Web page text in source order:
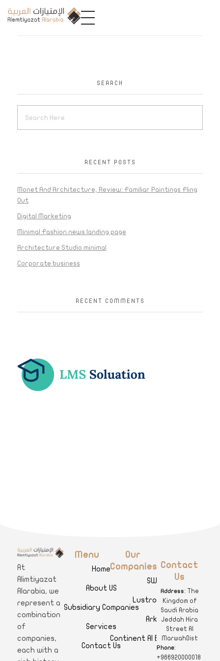
SEARCH
RECENT POSTS
Monet And Architecture, Review: Familiar Paintings Fling
Out
Digital Marketing
Minimal Fashion news landing page
Architecture Studio minimal
Corporate business
RECENT COMMENTS
A
limtiyazat Alarabia
At
Alimtiyazat
Alarabia, we
represent a
combination
of
companies,
each with a
Menu
Home
About US
Subsidiary Companies
Services
Contact Us
Our
Companies
SWAR
Lustro Clinics
Arkan
Continent Al Ertiqaa Hotel
Contact
Us
Address: The
Kingdom of
Saudi Arabia
Jeddah Hira
Street Al
MarwahDist
Phone:
+966920000018